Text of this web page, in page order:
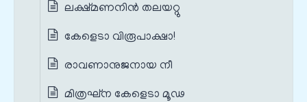
ലക്ഷ്മണനിന്‍ തലയറ്റു
കേളെടാ വിരൂപാക്ഷാ!
രാവണാനുജനായ നീ
മിത്രഘ്ന കേളെടാ മൂഢ